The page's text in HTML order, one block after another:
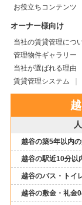
お役立ちコンテンツ
オーナー様向け
当社の賃貸管理につ
管理物件ギャラリー
当社が選ばれる理由
賃貸管理システム
越谷の築5年以内
越谷の駅近10分以
越谷のバス・トイ
越谷の敷金・礼金